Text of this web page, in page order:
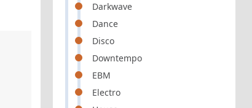
Darkwave
Dance
Disco
Downtempo
EBM
Electro